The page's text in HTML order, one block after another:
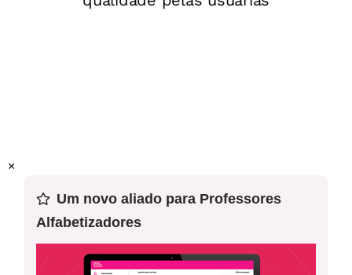
×
Um novo aliado para Professores
Alfabetizadores